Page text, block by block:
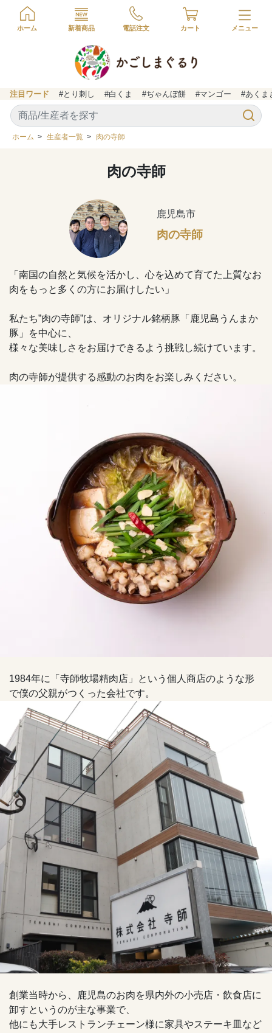
ホーム 新着商品 電話注文 カート
注目ワード #とり刺し #白くま #ぢゃんぼ餅 #マンゴー #あくま
ホーム > 生産者一覧 > 肉の寺師
肉の寺師
鹿児島市
肉の寺師
「南国の自然と気候を活かし、心を込めて育てた上質なお
肉をもっと多くの方にお届けしたい」
私たち”肉の寺師”は、オリジナル銘柄豚「鹿児島うんまか
豚」を中心に、
様々な美味しさをお届けできるよう挑戦し続けています。
肉の寺師が提供する感動のお肉をお楽しみください。
1984年に「寺師牧場精肉店」という個人商店のような形
で僕の父親がつくった会社です。
創業当時から、鹿児島のお肉を県内外の小売店・飲食店に
卸すというのが主な事業で、
他にも大手レストランチェーン様に家具やステーキ皿など